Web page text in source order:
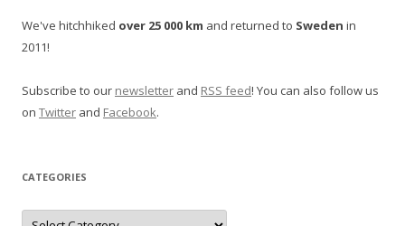
We've hitchhiked over 25 000 km and returned to Sweden in
2011!
Subscribe to our newsletter and RSS feed! You can also follow us
on Twitter and Facebook.
CATEGORIES
Categories